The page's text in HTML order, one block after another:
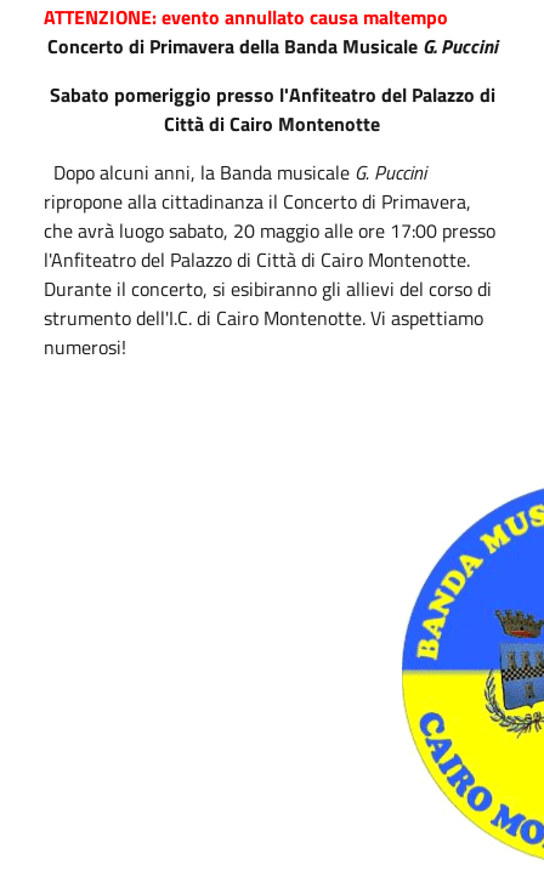
ATTENZIONE: evento annullato causa maltempo
Concerto di Primavera della Banda Musicale G. Puccini
Sabato pomeriggio presso l'Anfiteatro del Palazzo di
Città di Cairo Montenotte
Dopo alcuni anni, la Banda musicale G. Puccini
ripropone alla cittadinanza il Concerto di Primavera,
che avrà luogo sabato, 20 maggio alle ore 17:00 presso
l'Anfiteatro del Palazzo di Città di Cairo Montenotte.
Durante il concerto, si esibiranno gli allievi del corso di
strumento dell'I.C. di Cairo Montenotte. Vi aspettiamo
numerosi!